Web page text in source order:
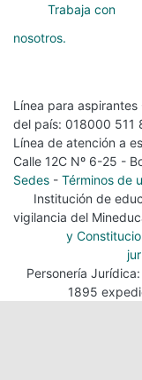
Trabaja con
nosotros.
Línea para
del país: 018000 511
Línea de atención a
Calle 12C Nº 6-25 -
Sedes - Términos de
Institución de
vigilancia del
y
Personería
1895